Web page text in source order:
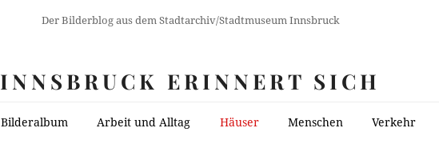
Der Bilderblog aus dem Stadtarchiv/Stadtmuseum Innsbruck
INNSBRUCK ERINNERT SICH
Bilderalbum Arbeit und Alltag Häuser Menschen Verkehr